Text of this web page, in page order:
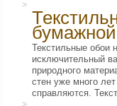
Текстильные обои
исключительный
природного
стен уже много
справляются.